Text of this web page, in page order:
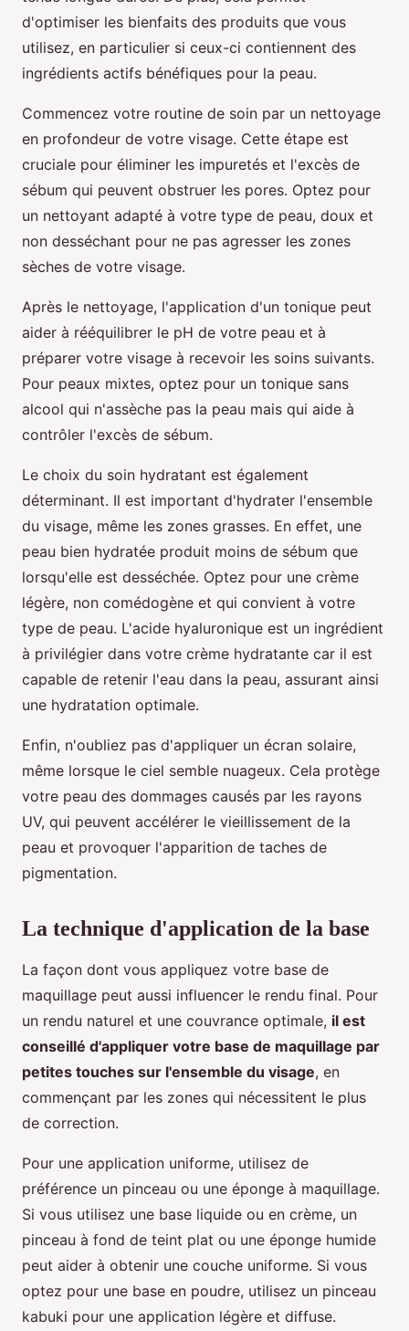
d'optimiser les bienfaits des produits que vous
utilisez, en particulier si ceux-ci contiennent des
ingrédients actifs bénéfiques pour la peau.
Commencez votre routine de soin par un nettoyage
en profondeur de votre visage. Cette étape est
cruciale pour éliminer les impuretés et l'excès de
sébum qui peuvent obstruer les pores. Optez pour
un nettoyant adapté à votre type de peau, doux et
non desséchant pour ne pas agresser les zones
sèches de votre visage.
Après le nettoyage, l'application d'un tonique peut
aider à rééquilibrer le pH de votre peau et à
préparer votre visage à recevoir les soins suivants.
Pour peaux mixtes, optez pour un tonique sans
alcool qui n'assèche pas la peau mais qui aide à
contrôler l'excès de sébum.
Le choix du soin hydratant est également
déterminant. Il est important d'hydrater l'ensemble
du visage, même les zones grasses. En effet, une
peau bien hydratée produit moins de sébum que
lorsqu'elle est desséchée. Optez pour une crème
légère, non comédogène et qui convient à votre
type de peau. L'acide hyaluronique est un ingrédient
à privilégier dans votre crème hydratante car il est
capable de retenir l'eau dans la peau, assurant ainsi
une hydratation optimale.
Enfin, n'oubliez pas d'appliquer un écran solaire,
même lorsque le ciel semble nuageux. Cela protège
votre peau des dommages causés par les rayons
UV, qui peuvent accélérer le vieillissement de la
peau et provoquer l'apparition de taches de
pigmentation.
La technique d'application de la base
La façon dont vous appliquez votre base de
maquillage peut aussi influencer le rendu final. Pour
un rendu naturel et une couvrance optimale, il est
conseillé d'appliquer votre base de maquillage par
petites touches sur l'ensemble du visage, en
commençant par les zones qui nécessitent le plus
de correction.
Pour une application uniforme, utilisez de
préférence un pinceau ou une éponge à maquillage.
Si vous utilisez une base liquide ou en crème, un
pinceau à fond de teint plat ou une éponge humide
peut aider à obtenir une couche uniforme. Si vous
optez pour une base en poudre, utilisez un pinceau
kabuki pour une application légère et diffuse.